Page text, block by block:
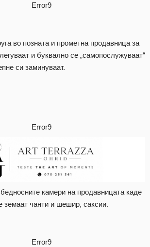
Error9
во позната и прометна продавница за
и буквално се „самопослужуваат“
си заминуваат.
Error9
камери на продавницата каде
земаат чанти и шешир, саксии.
Error9